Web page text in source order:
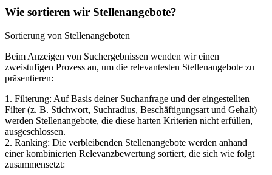
Wie sortieren wir Stellenangebote?
Sortierung von Stellenangeboten
Beim Anzeigen von Suchergebnissen wenden wir einen
zweistufigen Prozess an, um die relevantesten Stellenangebote zu
präsentieren:
1. Filterung: Auf Basis deiner Suchanfrage und der eingestellten
Filter (z. B. Stichwort, Suchradius, Beschäftigungsart und Gehalt)
werden Stellenangebote, die diese harten Kriterien nicht erfüllen,
ausgeschlossen.
2. Ranking: Die verbleibenden Stellenangebote werden anhand
einer kombinierten Relevanzbewertung sortiert, die sich wie folgt
zusammensetzt: